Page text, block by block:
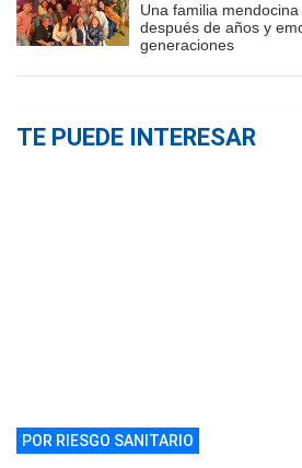
Una familia
después de años y
generaciones
TE PUEDE INTERESAR
POR RIESGO SANITARIO